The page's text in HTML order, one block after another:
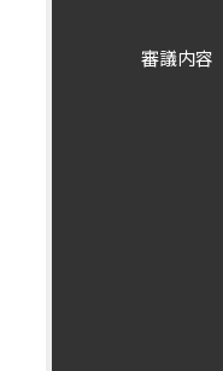
審議内容